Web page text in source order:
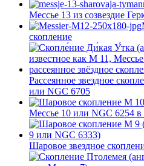
Мессье 13 из созвездие
скопление
Рассеянное звездное
или NGC 6705
Мессье 10 или NGC 6254 в
Шаровое звездное